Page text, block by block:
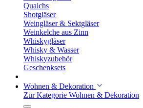
Quaichs
Shotgläser
Weingläser & Sektgläser
Weinkelche aus Zinn
Whiskygläser
Whisky & Wasser
Whiskyzubehör
Geschenksets
Wohnen & Dekoration
Zur Kategorie Wohnen & Dekoration